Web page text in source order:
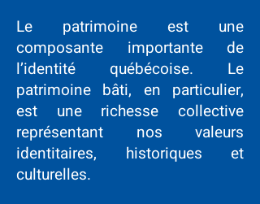
Le patrimoine est une
composante importante de
l’identité québécoise. Le
patrimoine bâti, en particulier,
est une richesse collective
représentant nos valeurs
identitaires, historiques et
culturelles.